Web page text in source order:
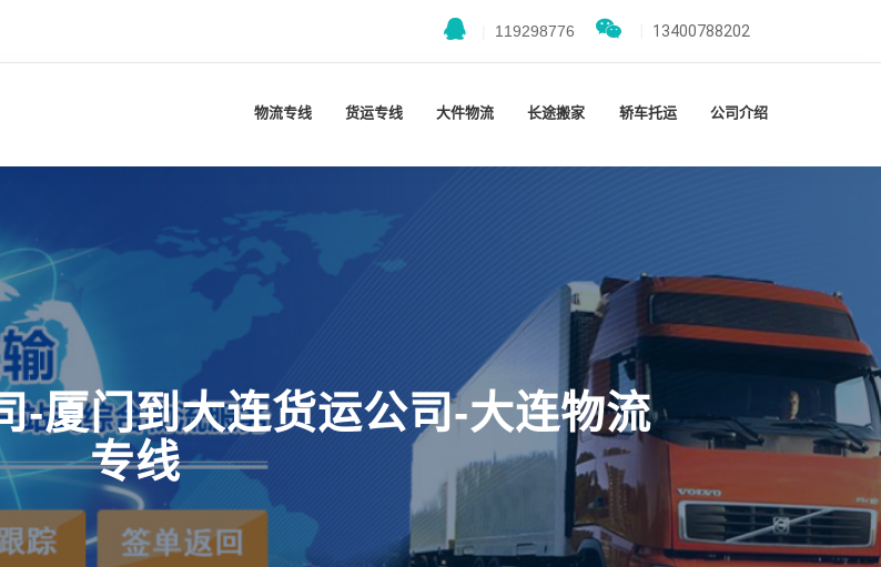
119298776 13400788202
物流专线 货运专线 大件物流 长途搬家 轿车托运 公司介绍
-厦门到大连货运公司-大连物流
专线